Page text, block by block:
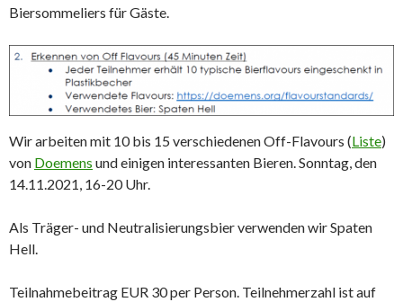
Biersommeliers für Gäste.
Wir arbeiten mit 10 bis 15 verschiedenen Off-Flavours (Liste)
von Doemens und einigen interessanten Bieren. Sonntag, den
14.11.2021, 16-20 Uhr.
Als Träger- und Neutralisierungsbier verwenden wir Spaten
Hell.
Teilnahmebeitrag EUR 30 per Person. Teilnehmerzahl ist auf